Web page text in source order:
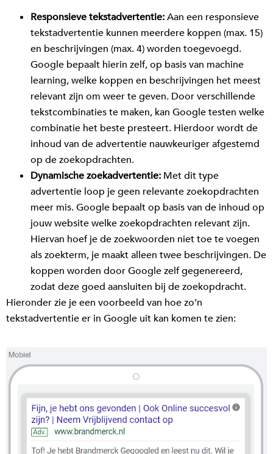
Responsieve tekstadvertentie:Aan een responsieve
tekstadvertentie kunnen meerdere koppen (max. 15)
en beschrijvingen (max. 4) worden toegevoegd.
Google bepaalt hierin zelf, op basis van machine
learning, welke koppen en beschrijvingen het meest
relevant zijn om weer te geven. Door verschillende
tekstcombinaties te maken, kan Google testen welke
combinatie het beste presteert. Hierdoor wordt de
inhoud van de advertentie nauwkeuriger afgestemd
op de zoekopdrachten.
Dynamische zoekadvertentie: Met dit type
advertentie loop je geen relevante zoekopdrachten
meer mis. Google bepaalt op basis van de inhoud op
jouw website welke zoekopdrachten relevant zijn.
Hiervan hoef je de zoekwoorden niet toe te voegen
als zoekterm, je maakt alleen twee beschrijvingen. De
koppen worden door Google zelf gegenereerd,
zodat deze goed aansluiten bij de zoekopdracht.
Hieronder zie je een voorbeeld van hoe zo’n
tekstadvertentie er in Google uit kan komen te zien: